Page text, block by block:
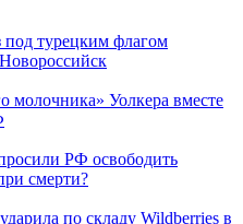
под турецким флагом
молочника» Уолкера вместе
РФ освободить
смерти?
по складу Wildberries в